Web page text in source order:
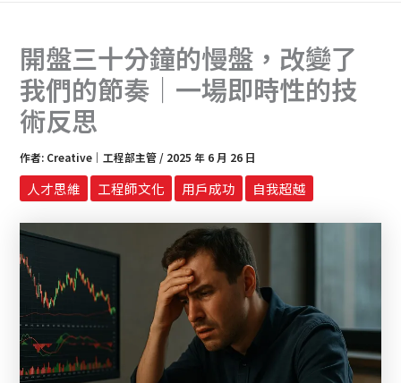
開盤三十分鐘的慢盤，改變了
我們的節奏｜一場即時性的技
術反思
作者: Creative｜工程部主管 / 2025 年 6 月 26 日
人才思維 工程師文化 用戶成功 自我超越